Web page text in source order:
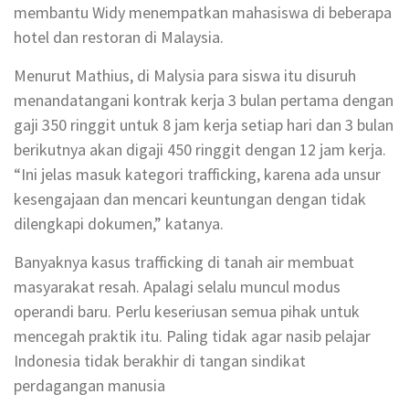
membantu Widy menempatkan mahasiswa di beberapa
hotel dan restoran di Malaysia.
Menurut Mathius, di Malysia para siswa itu disuruh
menandatangani kontrak kerja 3 bulan pertama dengan
gaji 350 ringgit untuk 8 jam kerja setiap hari dan 3 bulan
berikutnya akan digaji 450 ringgit dengan 12 jam kerja.
“Ini jelas masuk kategori trafficking, karena ada unsur
kesengajaan dan mencari keuntungan dengan tidak
dilengkapi dokumen,” katanya.
Banyaknya kasus trafficking di tanah air membuat
masyarakat resah. Apalagi selalu muncul modus
operandi baru. Perlu keseriusan semua pihak untuk
mencegah praktik itu. Paling tidak agar nasib pelajar
Indonesia tidak berakhir di tangan sindikat
perdagangan manusia